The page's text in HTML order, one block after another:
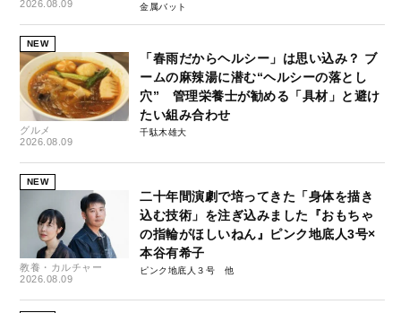
2026.08.09 金属バット
NEW
グルメ
2026.08.09
「春雨だからヘルシー」は思い込み？ ブ
ームの麻辣湯に潜む“ヘルシーの落とし
穴” 管理栄養士が勧める「具材」と避け
たい組み合わせ
千駄木雄大
NEW
教養・カルチャー
2026.08.09
二十年間演劇で培ってきた「身体を描き
込む技術」を注ぎ込みました『おもちゃ
の指輪がほしいねん』ピンク地底人3号×
本谷有希子
ピンク地底人３号